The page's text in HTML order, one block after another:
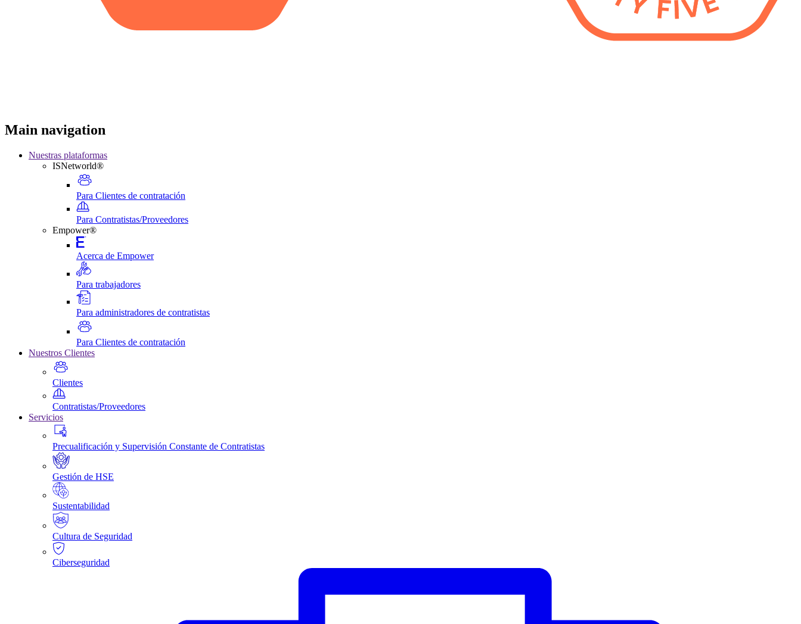
Main navigation
Nuestras plataformas
ISNetworld®
Para Clientes de contratación
Para Contratistas/Proveedores
Empower®
Acerca de Empower
Para trabajadores
Para administradores de contratistas
Para Clientes de contratación
Nuestros Clientes
Clientes
Contratistas/Proveedores
Servicios
Precualificación y Supervisión Constante de Contratistas
Gestión de HSE
Sustentabilidad
Cultura de Seguridad
Ciberseguridad